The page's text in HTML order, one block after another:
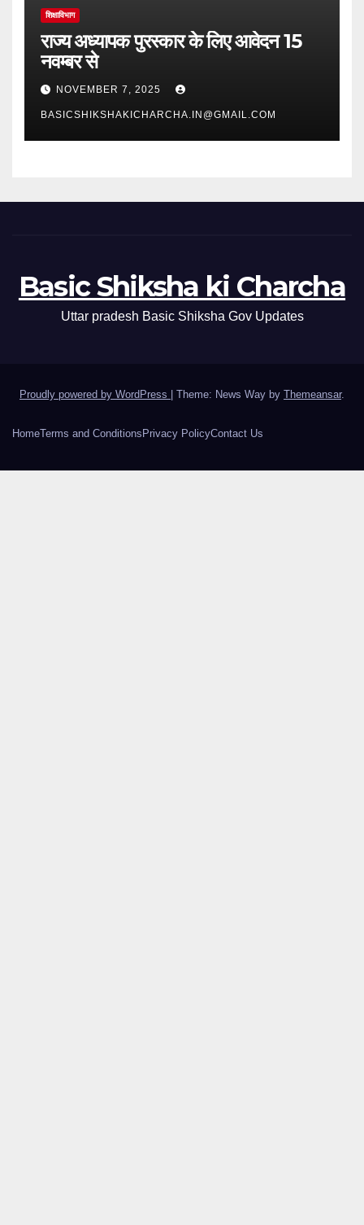
शिक्षाविभाग
राज्य अध्यापक पुरस्कार के लिए आवेदन 15
नवम्बर से
NOVEMBER 7, 2025
BASICSHIKSHAKICHARCHA.IN@GMAIL.COM
Basic Shiksha ki Charcha
Uttar pradesh Basic Shiksha Gov Updates
Proudly powered by WordPress | Theme: News Way by Themeansar.
HomeTerms and Conditions Privacy PolicyContact Us